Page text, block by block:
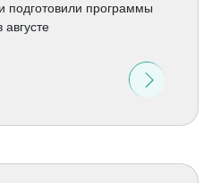
подготовили программы